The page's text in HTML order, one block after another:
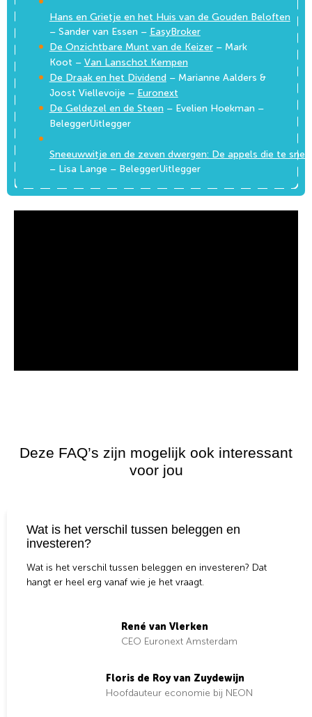
Hans en Grietje en het Huis van de Gouden Beloften
– Sander van Essen – EasyBroker
De Onzichtbare Munt van de Keizer– Mark
Koot – Van Lanschot Kempen
De Draak en het Dividend – Marianne Aalders &
Joost Viellevoije – Euronext
De Geldezel en de Steen – Evelien Hoekman –
BeleggerUitlegger
Sneeuwwitje en de zeven dwergen: De appels die te snel
– Lisa Lange – BeleggerUitlegger
Deze FAQ’s zijn mogelijk ook interessant
voor jou
Wat is het verschil tussen beleggen en
investeren?
Wat is het verschil tussen beleggen en investeren? Dat
hangt er heel erg vanaf wie je het vraagt.
René van Vlerken
CEO Euronext Amsterdam
Floris de Roy van Zuydewijn
Hoofdauteur economie bij NEON